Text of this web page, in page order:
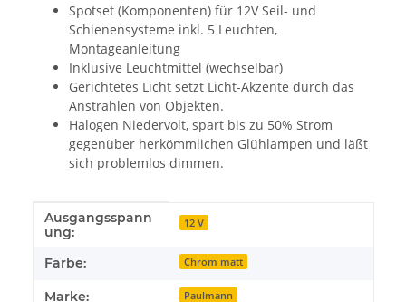
Spotset (Komponenten) für 12V Seil- und
Schienensysteme inkl. 5 Leuchten,
Montageanleitung
Inklusive Leuchtmittel (wechselbar)
Gerichtetes Licht setzt Licht-Akzente durch das
Anstrahlen von Objekten.
Halogen Niedervolt, spart bis zu 50% Strom
gegenüber herkömmlichen Glühlampen und läßt
sich problemlos dimmen.
Produkteigenschaft
Wert
Ausgangsspann
ung:
12 V
Farbe: Chrom matt
Marke: Paulmann